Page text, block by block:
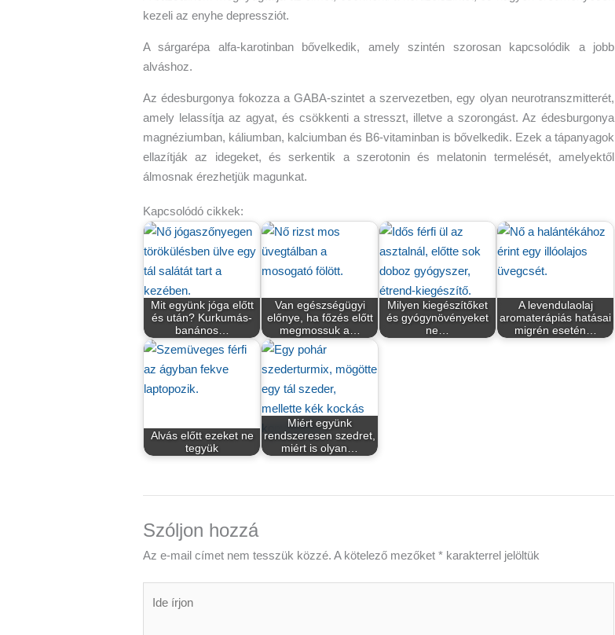
kezeli az enyhe depressziót.
A sárgarépa alfa-karotinban bővelkedik, amely szintén szorosan kapcsolódik a jobb
alváshoz.
Az édesburgonya fokozza a GABA-szintet a szervezetben, egy olyan neurotranszmitterét,
amely lelassítja az agyat, és csökkenti a stresszt, illetve a szorongást. Az édesburgonya
magnéziumban, káliumban, kalciumban és B6-vitaminban is bővelkedik. Ezek a tápanyagok
ellazítják az idegeket, és serkentik a szerotonin és melatonin termelését, amelyektől
álmosnak érezhetjük magunkat.
Kapcsolódó cikkek:
Mit együnk jóga előtt
és után? Kurkumás-
banános…
Van egészségügyi
előnye, ha főzés előtt
megmossuk a…
Milyen kiegészítőket
és gyógynövényeket
ne…
A levendulaolaj
aromaterápiás hatásai
migrén esetén…
Alvás előtt ezeket ne
tegyük
Miért együnk
rendszeresen szedret,
miért is olyan…
Szóljon hozzá
Az e-mail címet nem tesszük közzé. A kötelező mezőket * karakterrel jelöltük
írjon